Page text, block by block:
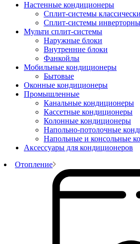
Настенные кондиционеры
Сплит-системы
Сплит-системы
Мульти сплит-системы
Наружные блоки
Внутренние блоки
Фанкойлы
Мобильные кондиционеры
Бытовые
Оконные кондиционеры
Промышленные
Канальные кондиционеры
Кассетные кондиционеры
Колонные кондиционеры
Напольно-потолочные
Напольные и консольные
Аксессуары для кондиционеров
Отопление